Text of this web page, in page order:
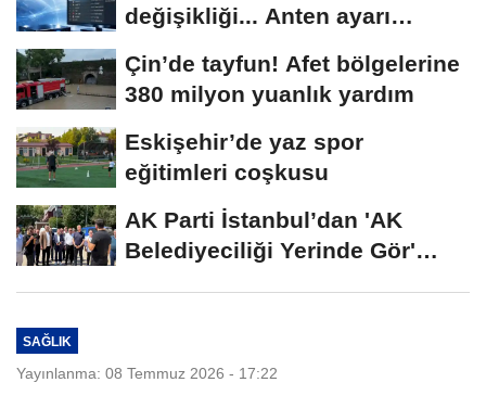
değişikliği... Anten ayarı
Çin’de tayfun! Afet bölgelerine
380 milyon yuanlık yardım
Eskişehir’de yaz spor
eğitimleri coşkusu
AK Parti İstanbul’dan 'AK
Belediyeciliği Yerinde Gör'
SAĞLIK
Yayınlanma: 08 Temmuz 2026 - 17:22